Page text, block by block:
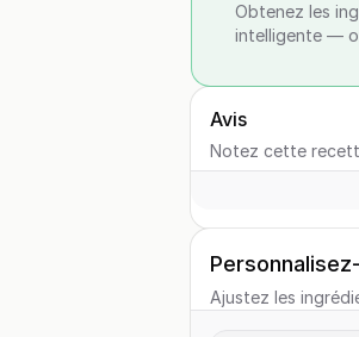
Obtenez les
intelligente —
Avis
Notez cette
Ajustez les